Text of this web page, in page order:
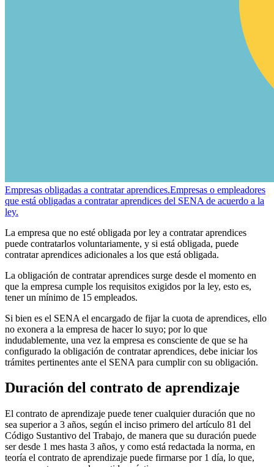
Empresas obligadas a contratar aprendices.Empresas o empleadores
que está obligadas a contratar aprendices del SENA de acuerdo a la
ley.
La empresa que no esté obligada por ley a contratar aprendices
puede contratarlos voluntariamente, y si está obligada, puede
contratar aprendices adicionales a los que está obligada.
La obligación de contratar aprendices surge desde el momento en
que la empresa cumple los requisitos exigidos por la ley, esto es,
tener un mínimo de 15 empleados.
Si bien es el SENA el encargado de fijar la cuota de aprendices, ello
no exonera a la empresa de hacer lo suyo; por lo que
indudablemente, una vez la empresa es consciente de que se ha
configurado la obligación de contratar aprendices, debe iniciar los
trámites pertinentes ante el SENA para cumplir con su obligación.
Duración del contrato de aprendizaje
El contrato de aprendizaje puede tener cualquier duración que no
sea superior a 3 años, según el inciso primero del artículo 81 del
Código Sustantivo del Trabajo, de manera que su duración puede
ser desde 1 mes hasta 3 años, y como está redactada la norma, en
teoría el contrato de aprendizaje puede firmarse por 1 día, lo que,